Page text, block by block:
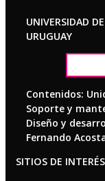
UNIVERSIDAD
URUGUAY
Contenidos:
Soporte y
Diseño y
Fernando
SITIOS DE